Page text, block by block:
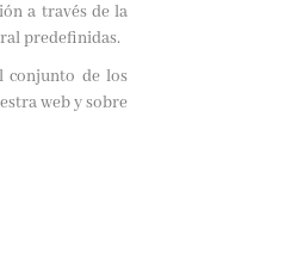
a través de la
predefinidas.
conjunto de los
web y sobre